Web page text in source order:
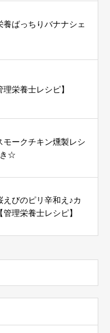
ばっちりバナナシェ
栄養士レシピ】
モークチキン燻製レシ
き☆
びのピリ辛和え♪カ
理栄養士レシピ】